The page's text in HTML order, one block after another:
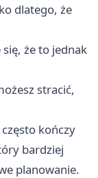
dlatego, że
że to jednak
stracić,
kończy
bardziej
planowanie.